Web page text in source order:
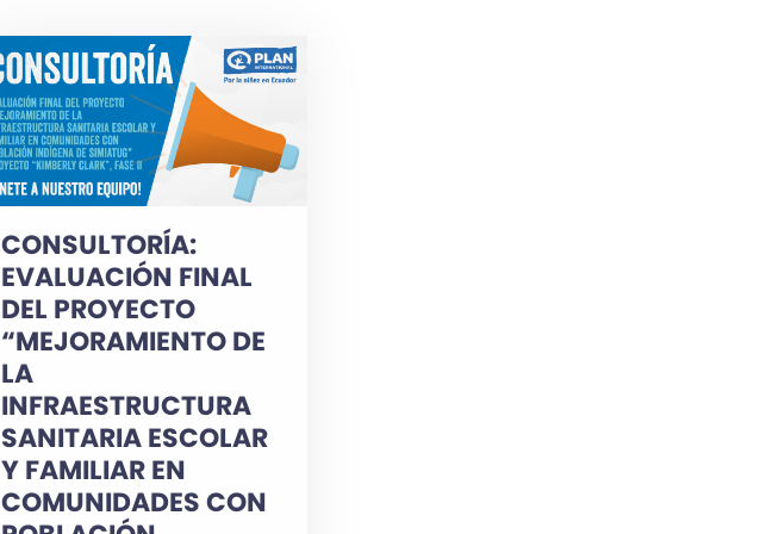
CONSULTORÍA:
EVALUACIÓN FINAL
DEL PROYECTO
“MEJORAMIENTO DE
LA
INFRAESTRUCTURA
SANITARIA ESCOLAR
Y FAMILIAR EN
COMUNIDADES CON